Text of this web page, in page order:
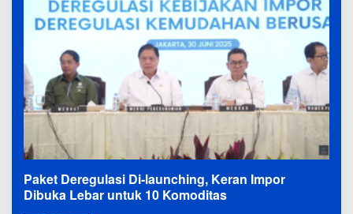
Paket Deregulasi Di-launching, Keran Impor
Dibuka Lebar untuk 10 Komoditas